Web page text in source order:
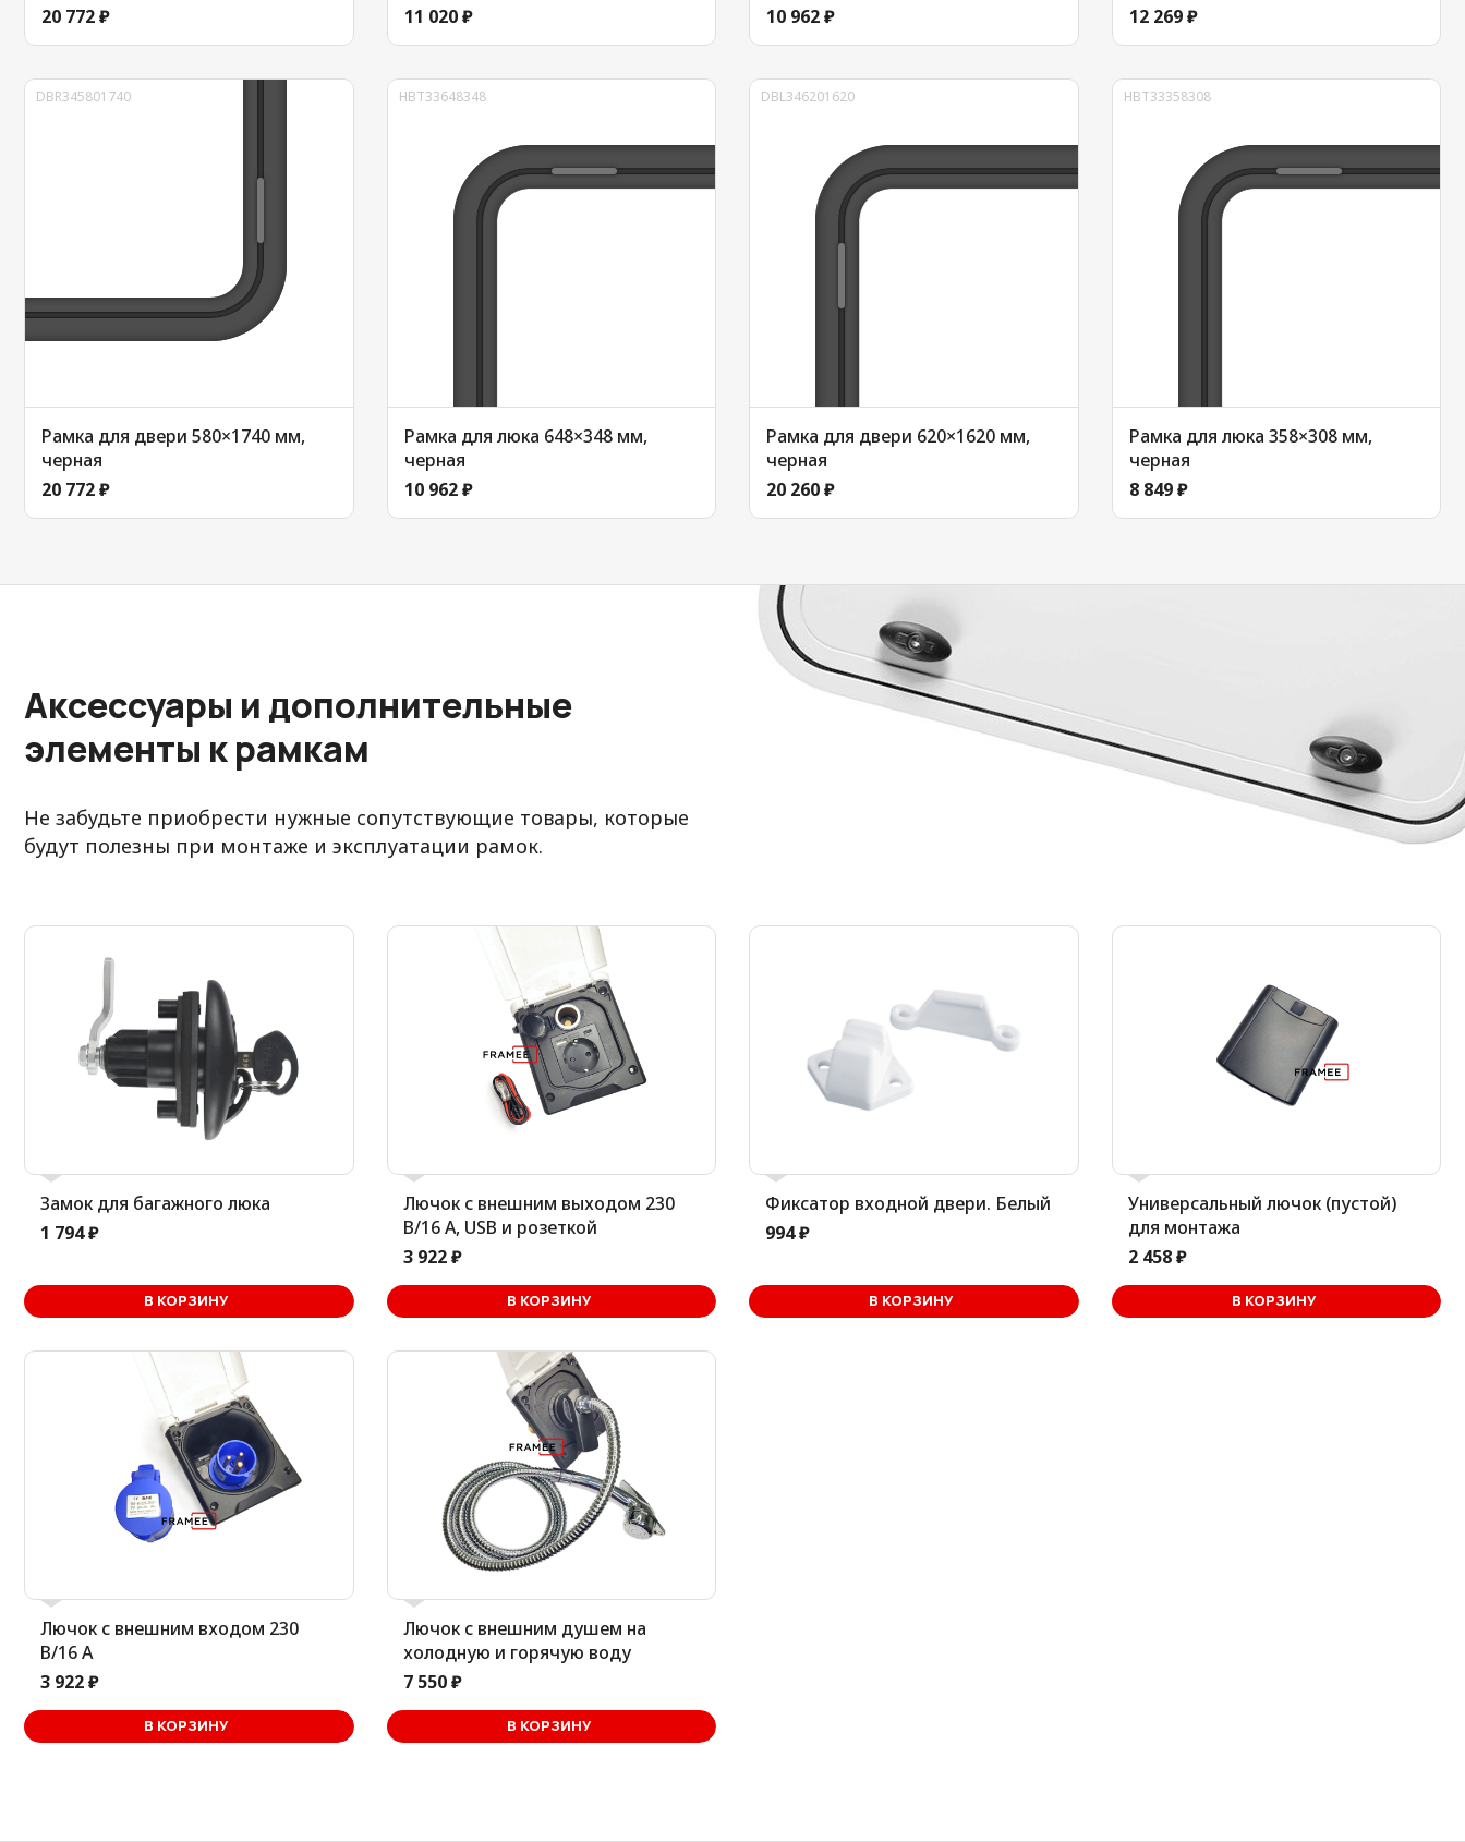
20 772 ₽
11 020 ₽
10 962 ₽
12 269 ₽
DBR345801740
Рамка для двери 580×1740 мм,
черная
20 772 ₽
HBT33648348
Рамка для люка 648×348 мм,
черная
10 962 ₽
DBL346201620
Рамка для двери 620×1620 мм,
черная
20 260 ₽
HBT33358308
Рамка для люка 358×308 мм,
черная
8 849 ₽
Аксессуары и дополнительные
элементы к рамкам
Не забудьте приобрести нужные сопутствующие товары, которые
будут полезны при монтаже и эксплуатации рамок.
Замок для багажного люка
1 794 ₽
В КОРЗИНУ
Лючок с внешним выходом 230
В/16 А, USB и розеткой
3 922 ₽
В КОРЗИНУ
В корзине
Фиксатор входной двери. Белый
994 ₽
В КОРЗИНУ
В корзине
Универсальный лючок (пустой)
для монтажа
2 458 ₽
В КОРЗИНУ
В корзине
Лючок с внешним входом 230
В/16 А
3 922 ₽
В КОРЗИНУ
Лючок с внешним душем на
холодную и горячую воду
7 550 ₽
В КОРЗИНУ
В корзине